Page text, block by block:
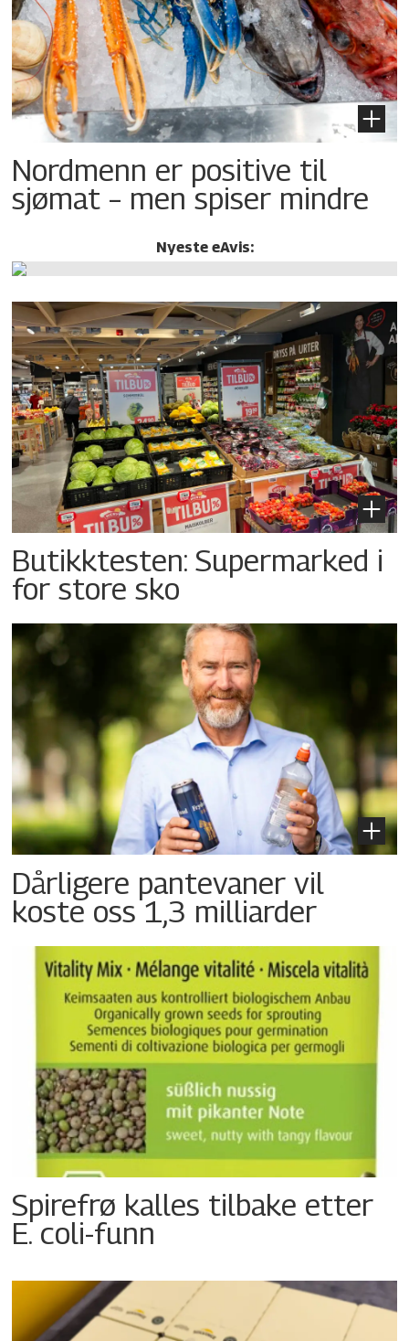
Nordmenn er positive til
sjømat – men spiser mindre
Nyeste eAvis:
Butikktesten: Supermarked i
for store sko
Dårligere pantevaner vil
koste oss 1,3 milliarder
Spirefrø kalles tilbake etter
E. coli-funn